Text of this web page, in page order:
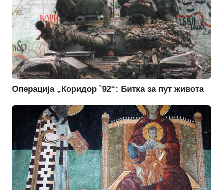
Операција „Коридор `92“: Битка за пут живота